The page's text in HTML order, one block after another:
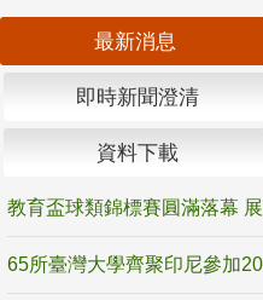
最新消息
即時新聞澄清
資料下載
65所臺灣大學齊聚印尼參加